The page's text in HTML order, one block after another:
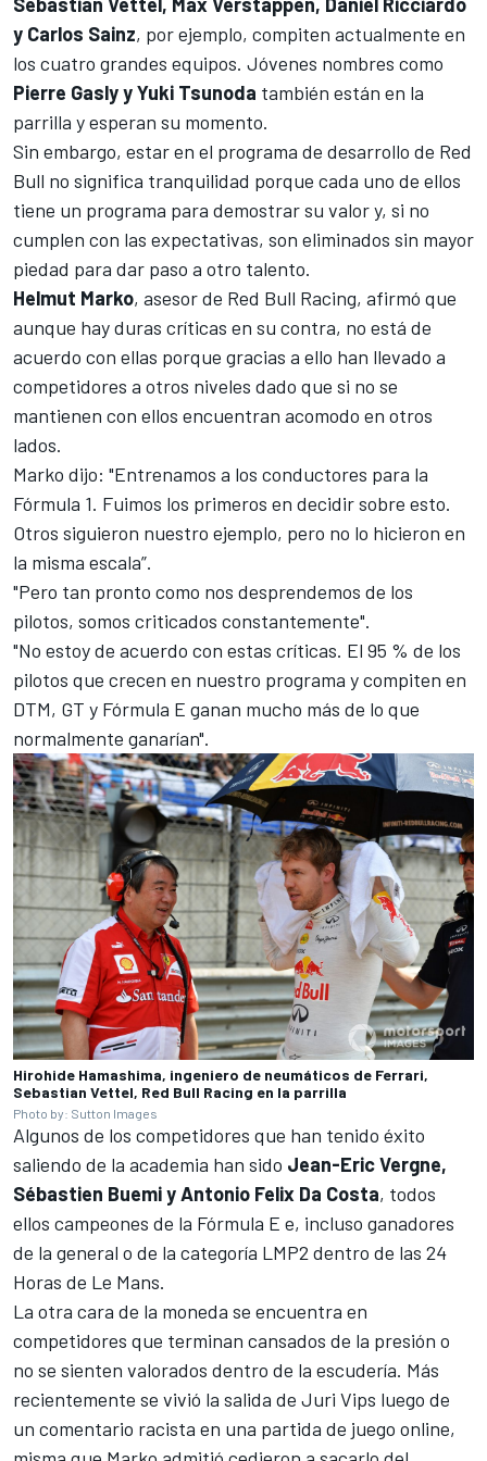
y Carlos Sainz, por ejemplo, compiten actualmente en
los cuatro grandes equipos. Jóvenes nombres como
Pierre Gasly y Yuki Tsunoda también están en la
parrilla y esperan su momento.
Sin embargo, estar en el programa de desarrollo de Red
Bull no significa tranquilidad porque cada uno de ellos
tiene un programa para demostrar su valor y, si no
cumplen con las expectativas, son eliminados sin mayor
piedad para dar paso a otro talento.
Helmut Marko, asesor de Red Bull Racing, afirmó que
aunque hay duras críticas en su contra, no está de
acuerdo con ellas porque gracias a ello han llevado a
competidores a otros niveles dado que si no se
mantienen con ellos encuentran acomodo en otros
lados.
Marko dijo: "Entrenamos a los conductores para la
Fórmula 1. Fuimos los primeros en decidir sobre esto.
Otros siguieron nuestro ejemplo, pero no lo hicieron en
la misma escala”.
"Pero tan pronto como nos desprendemos de los
pilotos, somos criticados constantemente".
"No estoy de acuerdo con estas críticas. El 95 % de los
pilotos que crecen en nuestro programa y compiten en
DTM, GT y Fórmula E ganan mucho más de lo que
normalmente ganarían".
Hirohide Hamashima, ingeniero de neumáticos de Ferrari,
Sebastian Vettel, Red Bull Racing en la parrilla
Photo by: Sutton Images
Algunos de los competidores que han tenido éxito
saliendo de la academia han sido Jean-Eric Vergne,
Sébastien Buemi y Antonio Felix Da Costa, todos
ellos campeones de la Fórmula E e, incluso ganadores
de la general o de la categoría LMP2 dentro de las 24
Horas de Le Mans.
La otra cara de la moneda se encuentra en
competidores que terminan cansados de la presión o
no se sienten valorados dentro de la escudería. Más
recientemente se vivió la salida de Juri Vips luego de
un comentario racista en una partida de juego online,